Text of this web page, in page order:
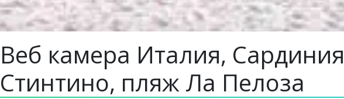
Веб камера Италия,
Стинтино, пляж Ла Пелоза